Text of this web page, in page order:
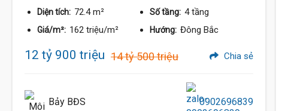
Diện tích: 72.4 m² Số tầng: 4 tầng
Giá/m²: 162 triệu/m² Hướng: Đông Bắc
12 tỷ 900 triệu 14 tỷ 500 triệu Chia sẻ
Bảy BĐS 0902696839